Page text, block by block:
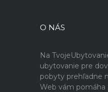
O NÁS
Na
ubytovanie pre
pobyty prehľadne
Web vám pomáha